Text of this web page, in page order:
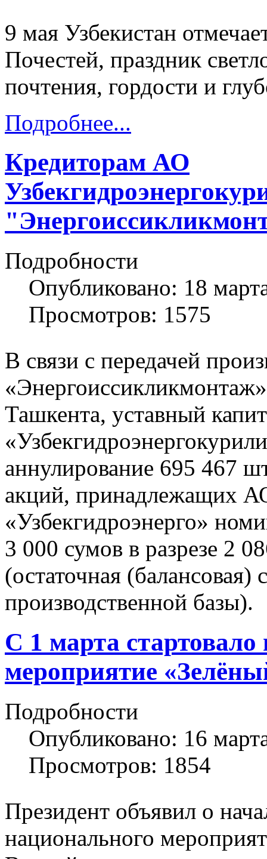
9 мая Узбекистан
Почестей, праздник
почтения, гордости и
Подробнее...
Кредиторам АО
Подробности
Опубликовано: 18
Просмотров: 1575
В связи с передачей
Ташкента, уставный
аннулирование 695 467
акций, принадлежащих
«Узбекгидроэнерго»
3 000 сумов в разрезе 2
(остаточная (балансовая)
производственной базы).
С 1 марта
мероприятие
Подробности
Опубликовано: 16
Просмотров: 1854
Президент объявил о
национального